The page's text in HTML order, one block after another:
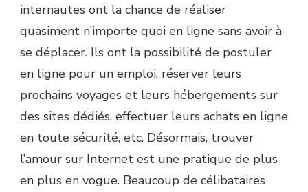
internautes ont la chance de réaliser
quasiment n’importe quoi en ligne sans avoir à
se déplacer. Ils ont la possibilité de postuler
en ligne pour un emploi, réserver leurs
prochains voyages et leurs hébergements sur
des sites dédiés, effectuer leurs achats en ligne
en toute sécurité, etc. Désormais, trouver
l’amour sur Internet est une pratique de plus
en plus en vogue. Beaucoup de célibataires